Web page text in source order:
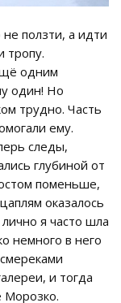
ползти, а идти
тропу.
одним
один! Но
трудно. Часть
ему.
следы,
глубиной от
поменьше,
оказалось
я часто шла
немного в него
и тогда
Морозко.